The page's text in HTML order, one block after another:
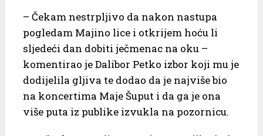
– Čekam nestrpljivo da nakon nastupa
pogledam Majino lice i otkrijem hoću li
sljedeći dan dobiti ječmenac na oku –
komentirao je Dalibor Petko izbor koji mu je
dodijelila gljiva te dodao da je najviše bio
na koncertima Maje Šuput i da ga je ona
više puta iz publike izvukla na pozornicu.